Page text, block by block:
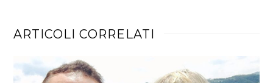
ARTICOLI CORRELATI